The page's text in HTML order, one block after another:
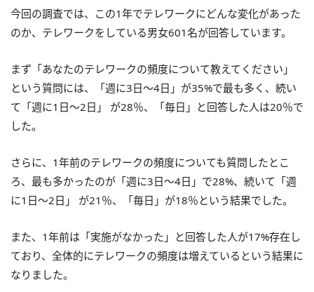
今回の調査では、この1年でテレワークにどんな変化があった
のか、テレワークをしている男女601名が回答しています。
まず「あなたのテレワークの頻度について教えてください」
という質問には、「週に3日〜4日」が35%で最も多く、続い
て「週に1日〜2日」 が28％、「毎日」と回答した人は20％で
した。
さらに、1年前のテレワークの頻度についても質問したとこ
ろ、最も多かったのが「週に3日〜4日」で28%、続いて「週
に1日〜2日」 が21％、「毎日」が18％という結果でした。
また、1年前は「実施がなかった」と回答した人が17%存在し
ており、全体的にテレワークの頻度は増えているという結果に
なりました。